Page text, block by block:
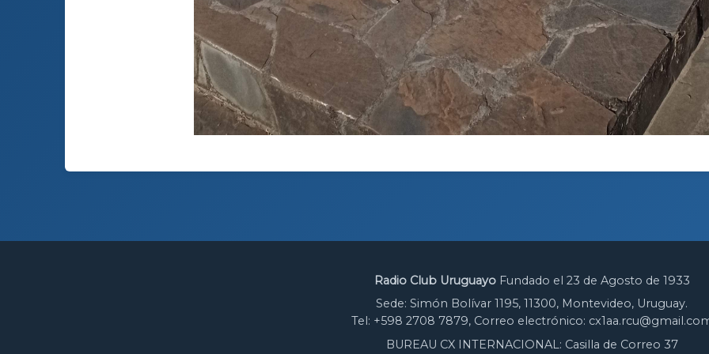
Radio Club UruguayoFundado el 23 de Agosto de 1933
Sede: Simón Bolívar 1195, 11300, Montevideo, Uruguay.
Tel: +598 2708 7879, Correo electrónico:
BUREAU CX INTERNACIONAL: Casilla de Correo 37